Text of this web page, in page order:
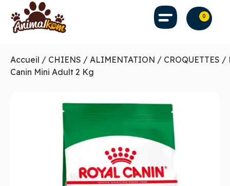
0
Accueil / CHIENS / ALIMENTATION / CROQUETTES /
Canin Mini Adult 2 Kg